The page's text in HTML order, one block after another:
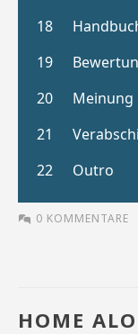
0 KOMMENTARE
HOME